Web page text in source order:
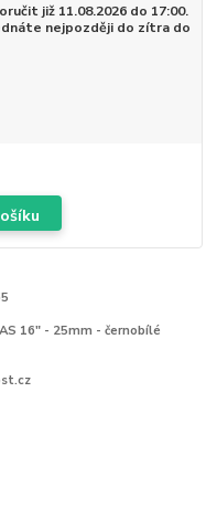
již 11.08.2026 do 17:00.
nejpozději do zítra do
16" - 25mm - černobílé